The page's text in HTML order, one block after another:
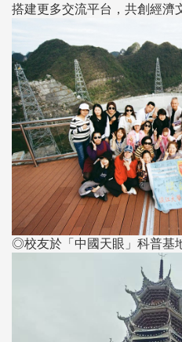
搭建更多交流平台，共創經濟
◎校友於「中國天眼」科普基